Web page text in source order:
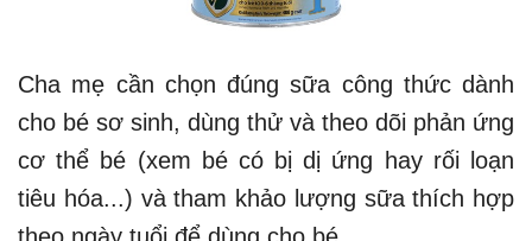
Cha mẹ cần chọn đúng sữa công thức dành
cho bé sơ sinh, dùng thử và theo dõi phản ứng
cơ thể bé (xem bé có bị dị ứng hay rối loạn
tiêu hóa...) và tham khảo lượng sữa thích hợp